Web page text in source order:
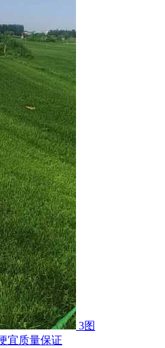
3图
宜质量保证